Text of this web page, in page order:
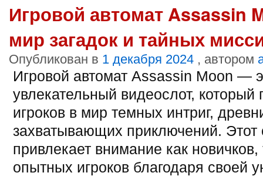
Игровой автомат Assassin
мир загадок и тайных
Опубликован в 1 декабря 2024 , автором
Игровой автомат Assassin Moon —
увлекательный видеослот, который
игроков в мир темных интриг,
захватывающих приключений. Этот
привлекает внимание как новичков,
опытных игроков благодаря своей